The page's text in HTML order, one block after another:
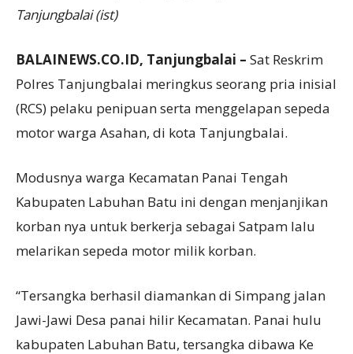
Tanjungbalai (ist)
BALAINEWS.CO.ID, Tanjungbalai – Sat Reskrim
Polres Tanjungbalai meringkus seorang pria inisial
(RCS) pelaku penipuan serta menggelapan sepeda
motor warga Asahan, di kota Tanjungbalai.
Modusnya warga Kecamatan Panai Tengah
Kabupaten Labuhan Batu ini dengan menjanjikan
korban nya untuk berkerja sebagai Satpam lalu
melarikan sepeda motor milik korban.
“Tersangka berhasil diamankan di Simpang jalan
Jawi-Jawi Desa panai hilir Kecamatan. Panai hulu
kabupaten Labuhan Batu, tersangka dibawa Ke